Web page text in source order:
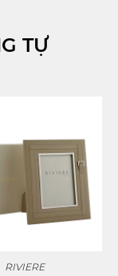
TỰ
RIVIERE